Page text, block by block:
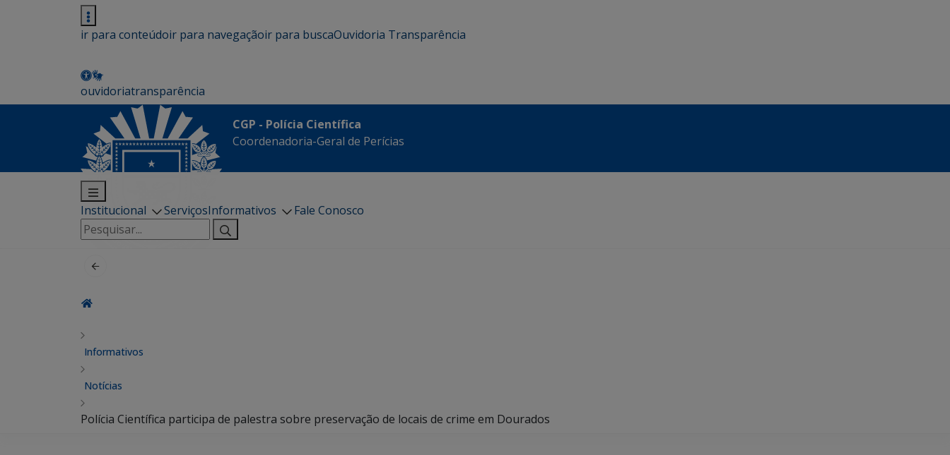
ir para conteúdoir para navegaçãoir para buscaOuvidoria Transparência
ouvidoriatransparência
CGP - Polícia Científica
Coordenadoria-Geral de Perícias
Institucional ServiçosInformativos
Fale Conosco
Pesquisar
por:
Informativos
Notícias
Polícia Científica participa de palestra sobre preservação de locais de crime em Dourados